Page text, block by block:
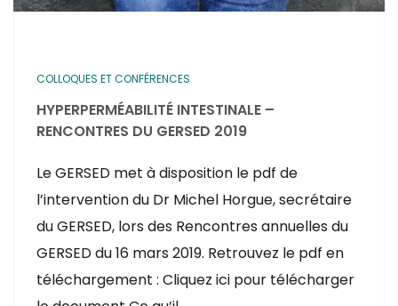
COLLOQUES ET CONFÉRENCES
HYPERPERMÉABILITÉ INTESTINALE –
RENCONTRES DU GERSED 2019
Le GERSED met à disposition le pdf de
l’intervention du Dr Michel Horgue, secrétaire
du GERSED, lors des Rencontres annuelles du
GERSED du 16 mars 2019. Retrouvez le pdf en
téléchargement : Cliquez ici pour télécharger